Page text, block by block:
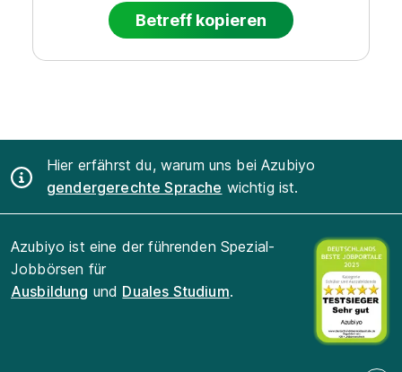
Betreff kopieren
Hier erfährst du, warum uns bei Azubiyo
gendergerechte Sprache wichtig ist.
Azubiyo ist eine der führenden Spezial-
Jobbörsen für
Ausbildung und Duales Studium.